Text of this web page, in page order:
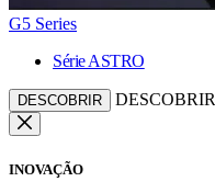
G5 Series
Série ASTRO
DESCOBRIR DESCOBRIR
INOVAÇÃO